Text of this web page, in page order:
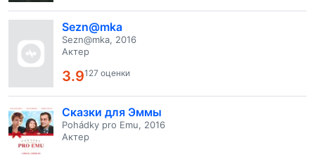
Sezn@mka
Sezn@mka, 2016
Актер
3.9127 оценки
Сказки для Эммы
Pohádky pro Emu, 2016
Актер